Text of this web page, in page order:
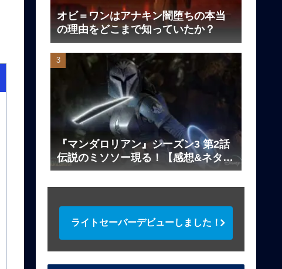
オビ＝ワンはアナキン闇堕ちの本当
の理由をどこまで知っていたか？
『マンダロリアン』シーズン3 第2話
伝説のミソソー現る！【感想&ネタバ
レ解説】
ライトセーバーデビューしました！